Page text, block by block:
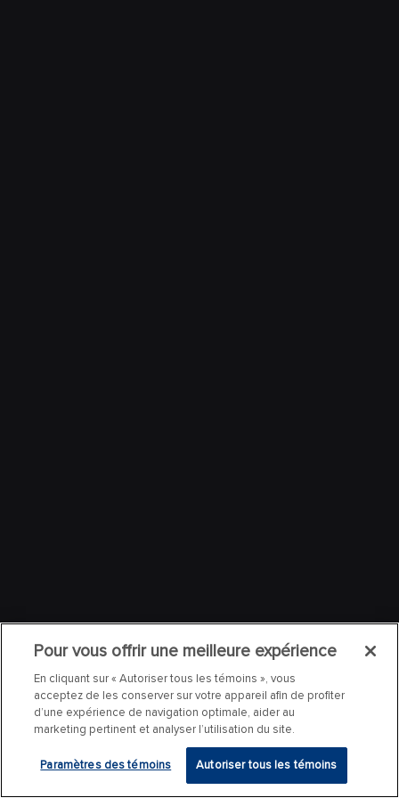
Pour vous offrir une meilleure expérience
En cliquant sur « Autoriser tous les témoins », vous
acceptez de les conserver sur votre appareil afin de profiter
d’une expérience de navigation optimale, aider au
marketing pertinent et analyser l’utilisation du site.
Paramètres des témoins Autoriser tous les témoins